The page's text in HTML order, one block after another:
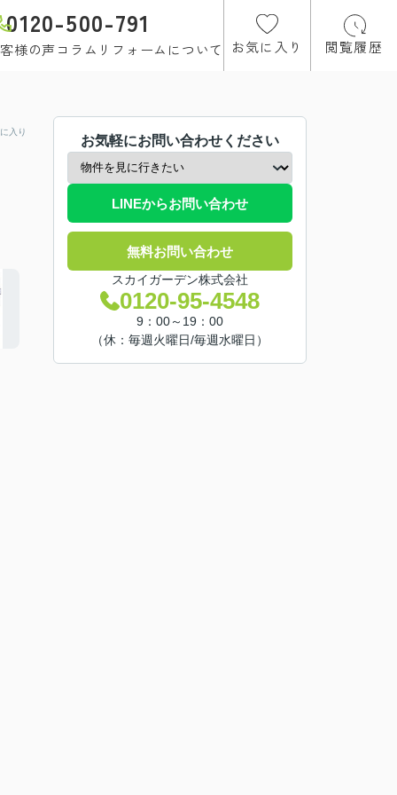
0120-500-791
様の声コラム リフォームについて お気に入り 閲覧履歴
入り
お気軽にお問い合わせください
LINEからお問い合わせ
無料お問い合わせ
スカイガーデン株式会社
0120-95-4548
9：00～19：00
（休：毎週火曜日/毎週水曜日）